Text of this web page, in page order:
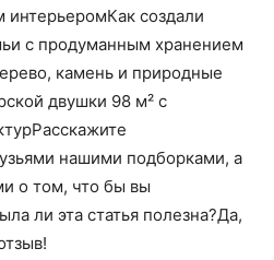
создали
с продуманным хранением
камень и природные
двушки 98 м² с
нашими подборками, а
о том, что бы вы
ли эта статья полезна?Да,